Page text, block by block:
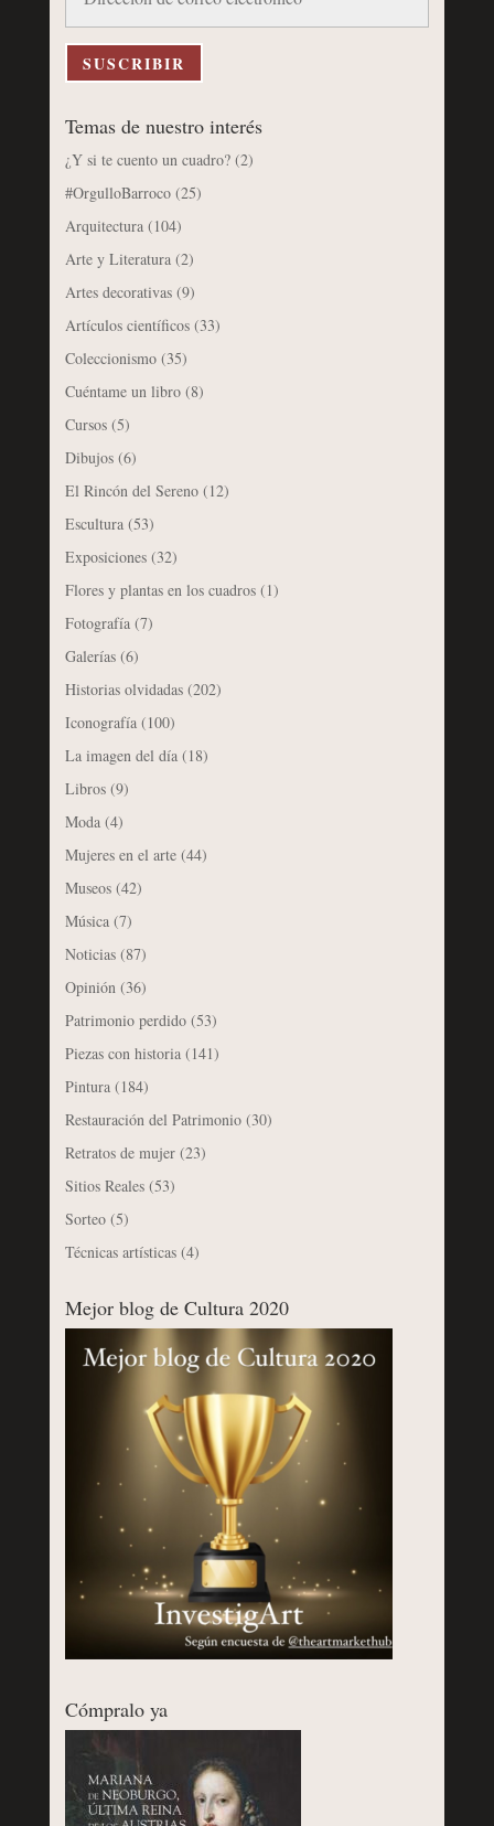
correo
electrónico
SUSCRIBIR
Temas de nuestro interés
¿Y si te cuento un cuadro?(2)
#OrgulloBarroco(25)
Arquitectura(104)
Arte y Literatura(2)
Artes decorativas(9)
Artículos científicos(33)
Coleccionismo(35)
Cuéntame un libro(8)
Cursos(5)
Dibujos(6)
El Rincón del Sereno(12)
Escultura(53)
Exposiciones(32)
Flores y plantas en los cuadros(1)
Fotografía(7)
Galerías(6)
Historias olvidadas(202)
Iconografía(100)
La imagen del día(18)
Libros(9)
Moda(4)
Mujeres en el arte(44)
Museos(42)
Música(7)
Noticias(87)
Opinión(36)
Patrimonio perdido(53)
Piezas con historia(141)
Pintura(184)
Restauración del Patrimonio(30)
Retratos de mujer(23)
Sitios Reales(53)
Sorteo(5)
Técnicas artísticas(4)
Mejor blog de Cultura 2020
Cómpralo ya